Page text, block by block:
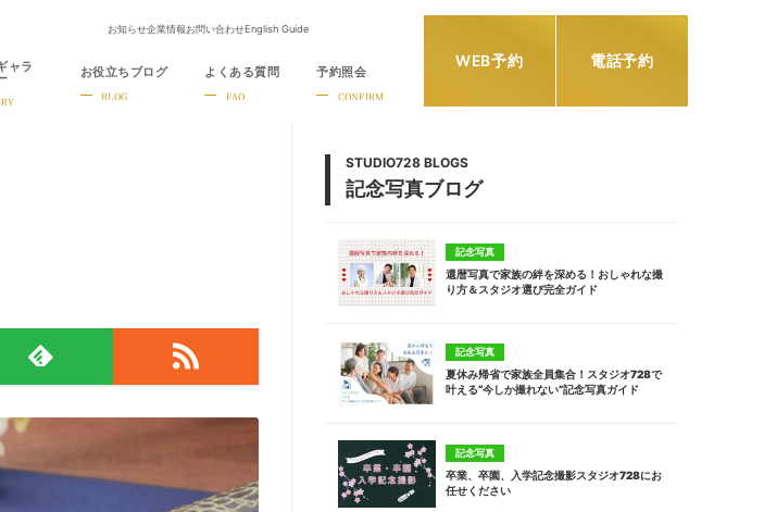
お知らせ企業情報お問い合わせEnglish Guide
ャラ お役立ちブログ
BLOG
よくある質問
FAQ
予約照会
CONFIRM
WEB予約 電話予約
STUDIO728 BLOGS
記念写真ブログ
記念写真
還暦写真で家族の絆を深める！おしゃれな撮
り方＆スタジオ選び完全ガイド
記念写真
夏休み帰省で家族全員集合！スタジオ728で
叶える“今しか撮れない”記念写真ガイド
記念写真
卒業、卒園、入学記念撮影スタジオ728にお
任せください